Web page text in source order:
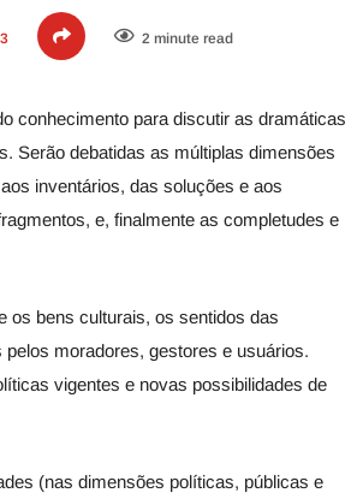
2 minute read
conhecimento para discutir as dramáticas
Serão debatidas as múltiplas dimensões
inventários, das soluções e aos
e, finalmente as completudes e
os bens culturais, os sentidos das
moradores, gestores e usuários.
vigentes e novas possibilidades de
(nas dimensões políticas, públicas e